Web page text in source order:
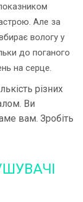
Але за
вологу у
до поганого
на серце.
різних
Ви
вам. Зробіть